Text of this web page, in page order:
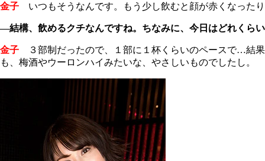
金子 いつもそうなんです。もう少し飲むと顔が赤くなった
―結構、飲めるクチなんですね。ちなみに、今日はどれくら
金子 ３部制だったので、１部に１杯くらいのペースで…結
も、梅酒やウーロンハイみたいな、やさしいものでしたし。